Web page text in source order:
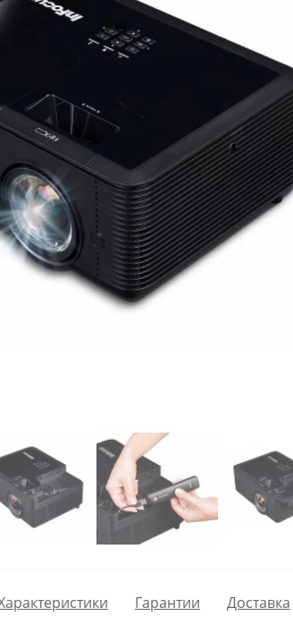
Гарантии Доставка